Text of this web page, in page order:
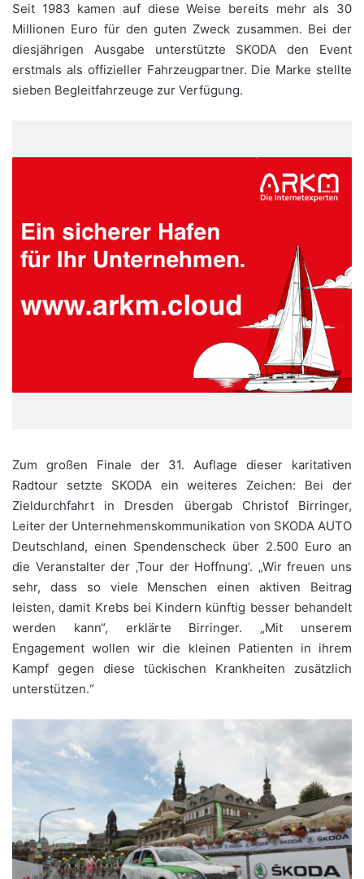
Seit 1983 kamen auf diese Weise bereits mehr als 30
Millionen Euro für den guten Zweck zusammen. Bei der
diesjährigen Ausgabe unterstützte SKODA den Event
erstmals als offizieller Fahrzeugpartner. Die Marke stellte
sieben Begleitfahrzeuge zur Verfügung.
Zum großen Finale der 31. Auflage dieser karitativen
Radtour setzte SKODA ein weiteres Zeichen: Bei der
Zieldurchfahrt in Dresden übergab Christof Birringer,
Leiter der Unternehmenskommunikation von SKODA AUTO
Deutschland, einen Spendenscheck über 2.500 Euro an
die Veranstalter der ‚Tour der Hoffnung‘. „Wir freuen uns
sehr, dass so viele Menschen einen aktiven Beitrag
leisten, damit Krebs bei Kindern künftig besser behandelt
werden kann“, erklärte Birringer. „Mit unserem
Engagement wollen wir die kleinen Patienten in ihrem
Kampf gegen diese tückischen Krankheiten zusätzlich
unterstützen.“